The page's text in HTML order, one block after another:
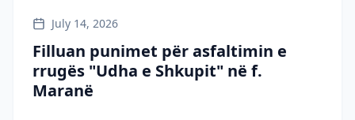
July 14, 2026
Filluan punimet për asfaltimin e
rrugës "Udha e Shkupit" në f.
Maranë